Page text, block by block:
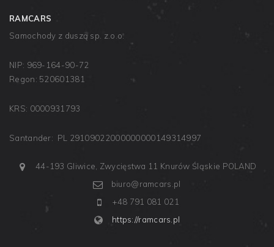
RAMCARS
Samochody z duszą sp. z.o.o.
NIP: 969-164-90-72
Regon: 520601381
KRS: 0000931793
Santander: PL 29109022000000000149314997
44-193 Gliwice, Zwycięstwa 11 Knurów Śląskie POLAND
biuro@ramcars.pl
+48 791 081 021
https://ramcars.pl